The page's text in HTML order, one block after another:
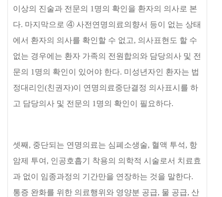
이상의 진술과 전문의 1 명의 확인을 환자의 의사로 본
다. 마지막으로 ④ 사전연명의료의향서 등이 없는 상태
에서 환자의 의사를 확인할 수 없고, 의사표현도 할 수
없는 경우에는 환자 가족의 전원합의와 담당의사 및 전
문의 1 명의 확인이 있어야 한다. 미성년자인 환자는 법
정대리인 (친권자)이 연명의료중단결정 의사표시를 하
고 담당의사 및 전문의 1 명의 확인이 필요하다.
셋째 , 중단되는 연명의료는 심폐소생술, 혈액 투석, 항
암제 투여 , 인공호흡기 착용의 의학적 시술로서 치료효
과 없이 임종과정의 기간만을 연장하는 것을 말한다.
통증 완화를 위한 의료행위와 영양분 공급, 물 공급, 산